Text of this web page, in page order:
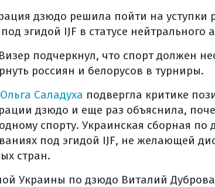
дзюдо решила пойти на уступки
эгидой IJF в статусе нейтрального
подчеркнул, что спорт должен
россиян и белорусов в турниры.
Ольга Саладуха подвергла критике
дзюдо и еще раз объяснила,
спорту. Украинская сборная по
под эгидой IJF, не желающей
стран.
Украины по дзюдо Виталий Дуброва